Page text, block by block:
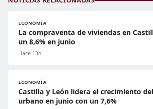
ECONOMÍA
La compraventa de viviendas en
un 8,6% en junio
Hace 13h
ECONOMÍA
Castilla y León lidera el crecimiento
urbano en junio con un 7,6%